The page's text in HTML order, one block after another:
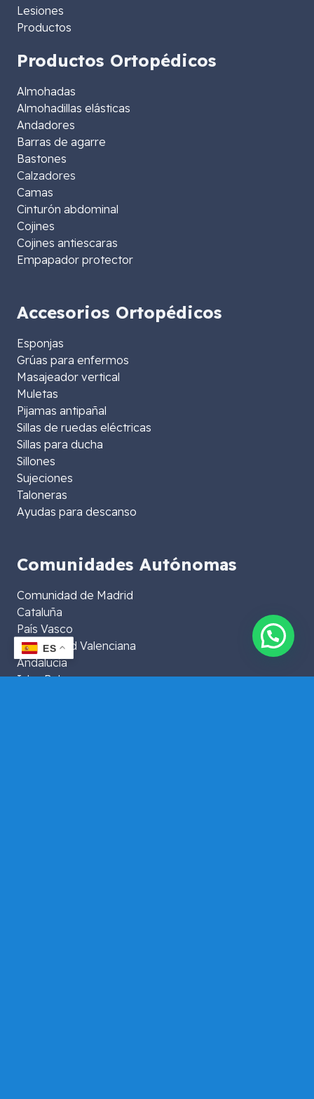
Lesiones
Productos
Productos Ortopédicos
Almohadas
Almohadillas elásticas
Andadores
Barras de agarre
Bastones
Calzadores
Camas
Cinturón abdominal
Cojines
Cojines antiescaras
Empapador protector
Accesorios Ortopédicos
Esponjas
Grúas para enfermos
Masajeador vertical
Muletas
Pijamas antipañal
Sillas de ruedas eléctricas
Sillas para ducha
Sillones
Sujeciones
Taloneras
Ayudas para descanso
Comunidades Autónomas
Comunidad de Madrid
Cataluña
País Vasco
Comunidad Valenciana
Andalucía
Islas Baleares
ES